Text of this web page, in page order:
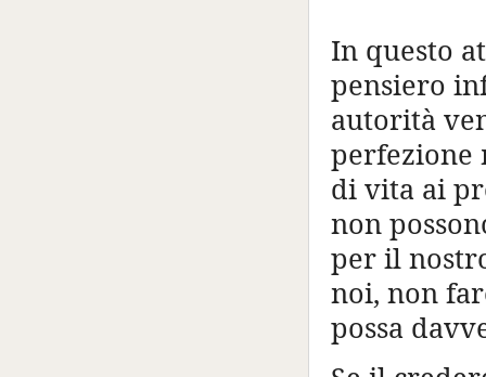
In questo
pensiero
autorità
perfezione
di vita ai
non
per il
noi, non
possa